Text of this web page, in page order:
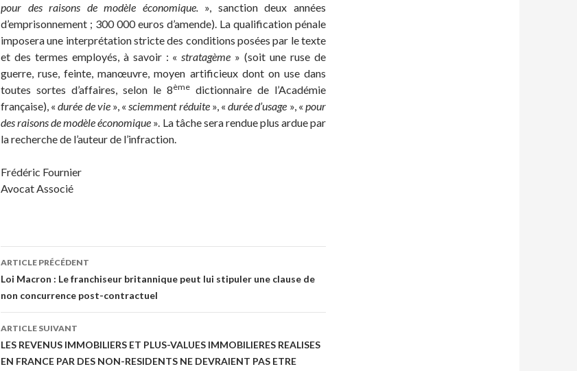
pour des raisons de modèle économique.», sanction deux années
d’emprisonnement ; 300 000 euros d’amende). La qualification pénale
imposera une interprétation stricte des conditions posées par le texte
et des termes employés, à savoir : «stratagème » (soit une ruse de
guerre, ruse, feinte, manœuvre, moyen artificieux dont on use dans
toutes sortes d’affaires, selon le 8ème dictionnaire de l’Académie
française), «durée de vie», «sciemment réduite», «durée d’usage », «pour
des raisons de modèle économique ». La tâche sera rendue plus ardue par
la recherche de l’auteur de l’infraction.
Frédéric Fournier
Avocat Associé
Navigation
des
articles
ARTICLE PRÉCÉDENT
Loi Macron : Le franchiseur britannique peut lui stipuler une clause de
non concurrence post-contractuel
ARTICLE SUIVANT
LES REVENUS IMMOBILIERS ET PLUS-VALUES IMMOBILIERES REALISES
EN FRANCE PAR DES NON-RESIDENTS NE DEVRAIENT PAS ETRE